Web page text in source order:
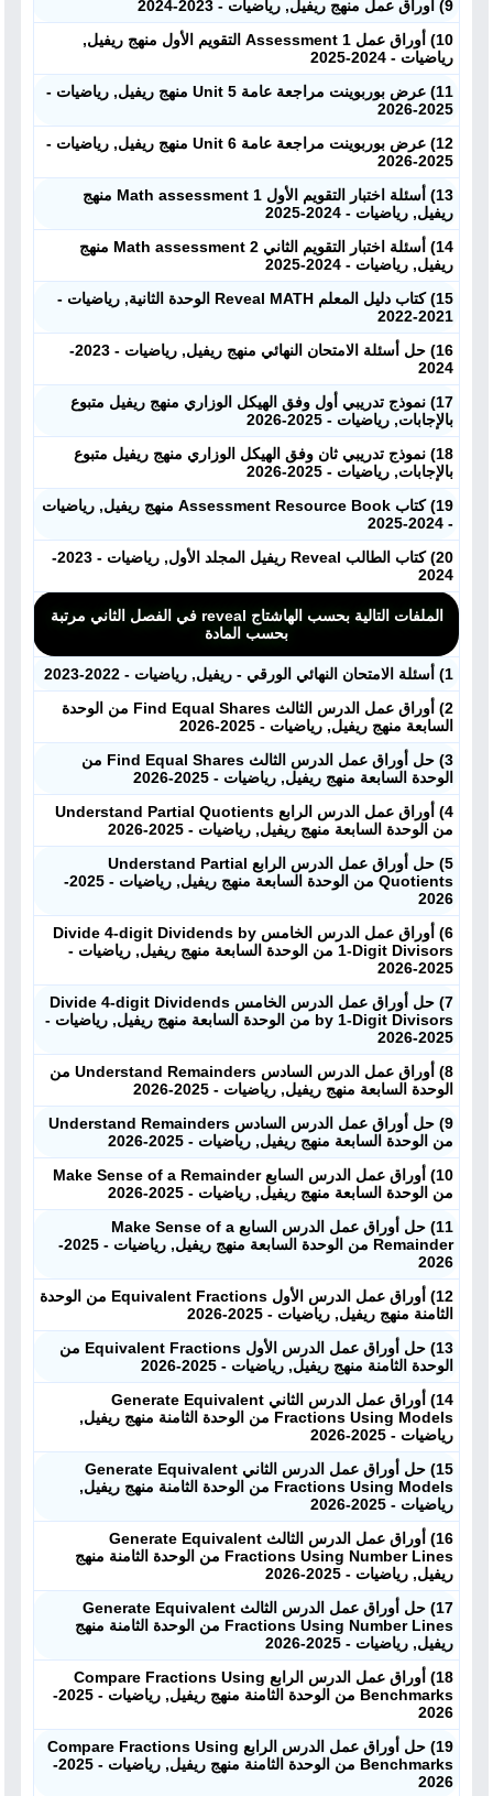
9) أوراق عمل منهج ريفيل, رياضيات - 2023-2024
10) أوراق عمل 1 Assessment التقويم الأول منهج ريفيل,
رياضيات - 2024-2025
11) عرض بوربوينت مراجعة عامة Unit 5 منهج ريفيل, رياضيات -
2025-2026
12) عرض بوربوينت مراجعة عامة Unit 6 منهج ريفيل, رياضيات -
2025-2026
13) أسئلة اختبار التقويم الأول Math assessment 1 منهج
ريفيل, رياضيات - 2024-2025
14) أسئلة اختبار التقويم الثاني Math assessment 2 منهج
ريفيل, رياضيات - 2024-2025
15) كتاب دليل المعلم Reveal MATH الوحدة الثانية, رياضيات -
2021-2022
16) حل أسئلة الامتحان النهائي منهج ريفيل, رياضيات - 2023-
2024
17) نموذج تدريبي أول وفق الهيكل الوزاري منهج ريفيل متبوع
بالإجابات, رياضيات - 2025-2026
18) نموذج تدريبي ثان وفق الهيكل الوزاري منهج ريفيل متبوع
بالإجابات, رياضيات - 2025-2026
19) كتاب Assessment Resource Book منهج ريفيل, رياضيات
- 2024-2025
20) كتاب الطالب Reveal ريفيل المجلد الأول, رياضيات - 2023-
2024
الملفات التالية بحسب الهاشتاج reveal في الفصل الثاني مرتبة
بحسب المادة
1) أسئلة الامتحان النهائي الورقي - ريفيل, رياضيات - 2022-2023
2) أوراق عمل الدرس الثالث Find Equal Shares من الوحدة
السابعة منهج ريفيل, رياضيات - 2025-2026
3) حل أوراق عمل الدرس الثالث Find Equal Shares من
الوحدة السابعة منهج ريفيل, رياضيات - 2025-2026
4) أوراق عمل الدرس الرابع Understand Partial Quotients
من الوحدة السابعة منهج ريفيل, رياضيات - 2025-2026
5) حل أوراق عمل الدرس الرابع Understand Partial
Quotients من الوحدة السابعة منهج ريفيل, رياضيات - 2025-
2026
6) أوراق عمل الدرس الخامس Divide 4-digit Dividends by
1-Digit Divisors من الوحدة السابعة منهج ريفيل, رياضيات -
2025-2026
7) حل أوراق عمل الدرس الخامس Divide 4-digit Dividends
by 1-Digit Divisors من الوحدة السابعة منهج ريفيل, رياضيات -
2025-2026
8) أوراق عمل الدرس السادس Understand Remainders من
الوحدة السابعة منهج ريفيل, رياضيات - 2025-2026
9) حل أوراق عمل الدرس السادس Understand Remainders
من الوحدة السابعة منهج ريفيل, رياضيات - 2025-2026
10) أوراق عمل الدرس السابع Make Sense of a Remainder
من الوحدة السابعة منهج ريفيل, رياضيات - 2025-2026
11) حل أوراق عمل الدرس السابع Make Sense of a
Remainder من الوحدة السابعة منهج ريفيل, رياضيات - 2025-
2026
12) أوراق عمل الدرس الأول Equivalent Fractions من الوحدة
الثامنة منهج ريفيل, رياضيات - 2025-2026
13) حل أوراق عمل الدرس الأول Equivalent Fractions من
الوحدة الثامنة منهج ريفيل, رياضيات - 2025-2026
14) أوراق عمل الدرس الثاني Generate Equivalent
Fractions Using Models من الوحدة الثامنة منهج ريفيل,
رياضيات - 2025-2026
15) حل أوراق عمل الدرس الثاني Generate Equivalent
Fractions Using Models من الوحدة الثامنة منهج ريفيل,
رياضيات - 2025-2026
16) أوراق عمل الدرس الثالث Generate Equivalent
Fractions Using Number Lines من الوحدة الثامنة منهج
ريفيل, رياضيات - 2025-2026
17) حل أوراق عمل الدرس الثالث Generate Equivalent
Fractions Using Number Lines من الوحدة الثامنة منهج
ريفيل, رياضيات - 2025-2026
18) أوراق عمل الدرس الرابع Compare Fractions Using
Benchmarks من الوحدة الثامنة منهج ريفيل, رياضيات - 2025-
2026
19) حل أوراق عمل الدرس الرابع Compare Fractions Using
Benchmarks من الوحدة الثامنة منهج ريفيل, رياضيات - 2025-
2026